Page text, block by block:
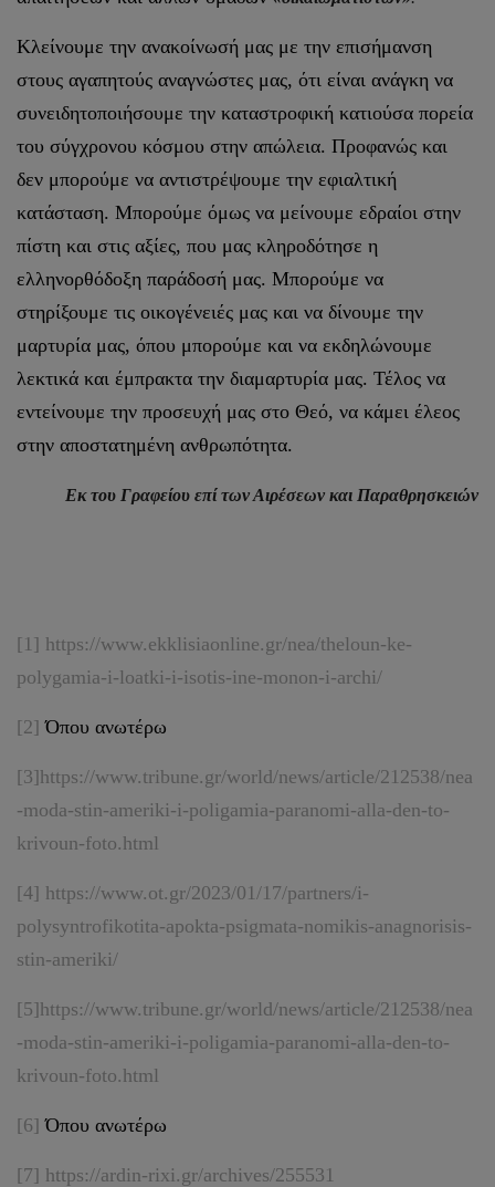
Κλείνουμε την ανακοίνωσή μας με την επισήμανση
στους αγαπητούς αναγνώστες μας, ότι είναι ανάγκη να
συνειδητοποιήσουμε την καταστροφική κατιούσα πορεία
του σύγχρονου κόσμου στην απώλεια. Προφανώς και
δεν μπορούμε να αντιστρέψουμε την εφιαλτική
κατάσταση. Μπορούμε όμως να μείνουμε εδραίοι στην
πίστη και στις αξίες, που μας κληροδότησε η
ελληνορθόδοξη παράδοσή μας. Μπορούμε να
στηρίξουμε τις οικογένειές μας και να δίνουμε την
μαρτυρία μας, όπου μπορούμε και να εκδηλώνουμε
λεκτικά και έμπρακτα την διαμαρτυρία μας. Τέλος να
εντείνουμε την προσευχή μας στο Θεό, να κάμει έλεος
στην αποστατημένη ανθρωπότητα.
Εκ του Γραφείου επί των Αιρέσεων και Παραθρησκειών
[1] https://www.ekklisiaonline.gr/nea/theloun-ke-
polygamia-i-loatki-i-isotis-ine-monon-i-archi/
[2] Όπου ανωτέρω
[3]https://www.tribune.gr/world/news/article/212538/nea
-moda-stin-ameriki-i-poligamia-paranomi-alla-den-to-
krivoun-foto.html
[4] https://www.ot.gr/2023/01/17/partners/i-
polysyntrofikotita-apokta-psigmata-nomikis-anagnorisis-
stin-ameriki/
[5]https://www.tribune.gr/world/news/article/212538/nea
-moda-stin-ameriki-i-poligamia-paranomi-alla-den-to-
krivoun-foto.html
[6] Όπου ανωτέρω
[7] https://ardin-rixi.gr/archives/255531